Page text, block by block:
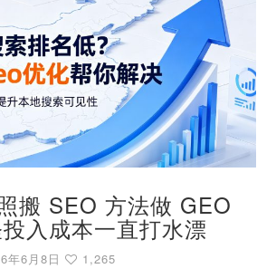
搬 SEO 方法做 GEO
入成本一直打水漂
年6月8日 1,265